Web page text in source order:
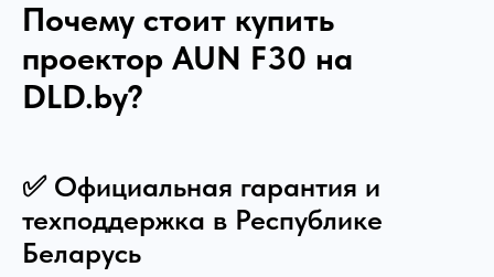
Почему стоит купить
проектор AUN F30 на
DLD.by?
✅ Официальная гарантия и
техподдержка в Республике
Беларусь